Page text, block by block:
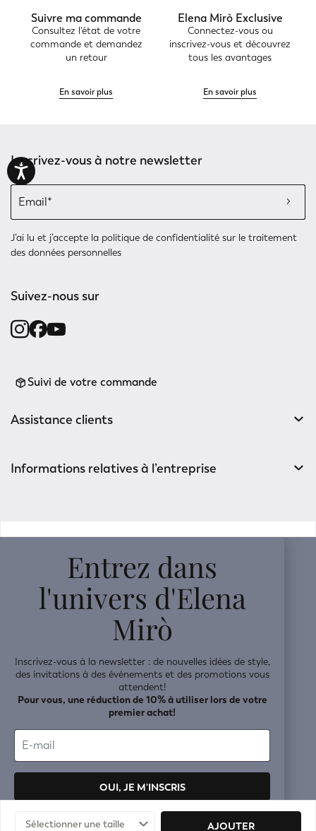
Sélectionner une taille AJOUTER
Suivre ma commande
Consultez l'état de votre
commande et demandez
un retour
En savoir plus
Elena Mirò Exclusive
Connectez-vous ou
inscrivez-vous et découvrez
tous les avantages
En savoir plus
Inscrivez-vous à notre newsletter
J’ai lu et j’accepte la politique de confidentialité sur le traitement
des données personnelles
Suivez-nous sur
Suivi de votre commande
Assistance clients
Informations relatives à l’entreprise
Entrez dans
l'univers d'Elena
Mirò
Inscrivez-vous à la newsletter : de nouvelles idées de style,
des invitations à des événements et des promotions vous
attendent!
Pour vous, une réduction de 10% à utiliser lors de votre
premier achat!
OUI, JE M'INSCRIS